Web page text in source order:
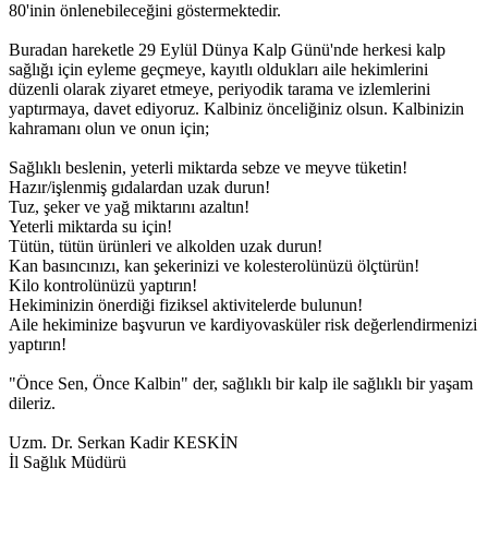
80'inin önlenebileceğini göstermektedir.
Buradan hareketle 29 Eylül Dünya Kalp Günü'nde herkesi kalp
sağlığı için eyleme geçmeye, kayıtlı oldukları aile hekimlerini
düzenli olarak ziyaret etmeye, periyodik tarama ve izlemlerini
yaptırmaya, davet ediyoruz. Kalbiniz önceliğiniz olsun. Kalbinizin
kahramanı olun ve onun için;
Sağlıklı beslenin, yeterli miktarda sebze ve meyve tüketin!
Hazır/işlenmiş gıdalardan uzak durun!
Tuz, şeker ve yağ miktarını azaltın!
Yeterli miktarda su için!
Tütün, tütün ürünleri ve alkolden uzak durun!
Kan basıncınızı, kan şekerinizi ve kolesterolünüzü ölçtürün!
Kilo kontrolünüzü yaptırın!
Hekiminizin önerdiği fiziksel aktivitelerde bulunun!
Aile hekiminize başvurun ve kardiyovasküler risk değerlendirmenizi
yaptırın!
"Önce Sen, Önce Kalbin" der, sağlıklı bir kalp ile sağlıklı bir yaşam
dileriz.
Uzm. Dr. Serkan Kadir KESKİN
İl Sağlık Müdürü